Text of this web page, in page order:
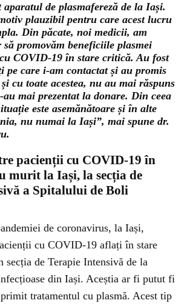
de plasmafereză de la Iași.
plauzibil pentru care acest lucru
Din păcate, noi medicii, am
promovăm beneficiile plasmei
COVID-19 în stare critică. Au fost
pe care i-am contactat și au promis
cu toate acestea, nu au mai răspuns
mai prezentat la donare. Din ceea
este asemănătoare și în alte
nu numai la Iași”, mai spune dr.
pacienții cu COVID-19 în
murit la Iași, la secția de
a Spitalului de Boli
de coronavirus, la Iași,
cu COVID-19 aflați în stare
de Terapie Intensivă de la
din Iași. Aceștia ar fi putut fi
tratamentul cu plasmă. Acest tip